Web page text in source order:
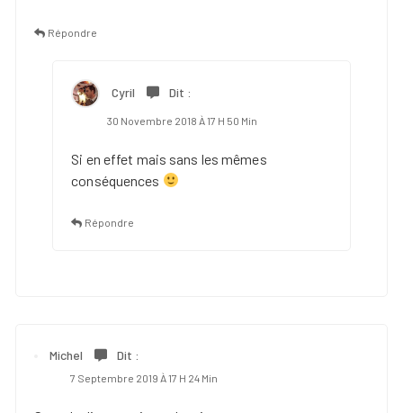
Répondre
Cyril Dit :
30 Novembre 2018 À 17 H 50 Min
Si en effet mais sans les mêmes
conséquences
Répondre
Michel Dit :
7 Septembre 2019 À 17 H 24 Min